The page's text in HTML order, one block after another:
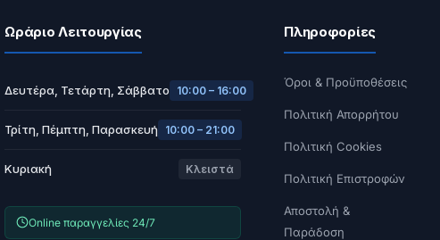
Ωράριο Λειτουργίας
Δευτέρα, Τετάρτη, Σάββατο 10:00 – 16:00
Τρίτη, Πέμπτη, Παρασκευή 10:00 – 21:00
Κυριακή Κλειστά
Online παραγγελίες 24/7
Πληροφορίες
Όροι & Προϋποθέσεις
Πολιτική Απορρήτου
Πολιτική Cookies
Πολιτική Επιστροφών
Αποστολή &
Παράδοση